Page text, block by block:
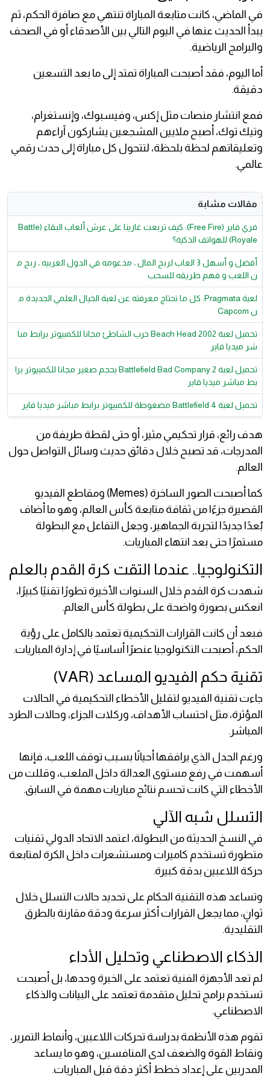
في الماضي، كانت متابعة المباراة تنتهي مع صافرة الحكم، ثم
يبدأ الحديث عنها في اليوم التالي بين الأصدقاء أو في الصحف
والبرامج الرياضية.
أما اليوم، فقد أصبحت المباراة تمتد إلى ما بعد التسعين
دقيقة.
فمع انتشار منصات مثل إكس، وفيسبوك، وإنستغرام،
وتيك توك، أصبح ملايين المشجعين يشاركون آراءهم
وتعليقاتهم لحظة بلحظة، لتتحول كل مباراة إلى حدث رقمي
عالمي.
مقالات مشابة
فري فاير (Free Fire): كيف تربعت غارينا على عرش ألعاب البقاء (Battle
Royale) للهواتف الذكية؟
أفضل و أسهل 3 العاب لربح المال ، مدعومه في الدول العربيه ، ربح م
ن اللعب و فهم طريقه للسحب
لعبة Pragmata: كل ما تحتاج معرفته عن لعبة الخيال العلمي الجديدة م
ن Capcom
تحميل لعبة Beach Head 2002 حرب الشاطئ مجانا للكمبيوتر برابط مبا
شر ميديا فاير
تحميل لعبة Battlefield Bad Company 2 بحجم صغير مجانا للكمبيوتر برا
بط مباشر ميديا فاير
تحميل لعبة Battlefield 4 مضغوطة للكمبيوتر برابط مباشر ميديا فاير
هدف رائع، قرار تحكيمي مثير، أو حتى لقطة طريفة من
المدرجات، قد تصبح خلال دقائق حديث وسائل التواصل حول
العالم.
كما أصبحت الصور الساخرة (Memes) ومقاطع الفيديو
القصيرة جزءًا من ثقافة متابعة كأس العالم، وهو ما أضاف
بُعدًا جديدًا لتجربة الجماهير، وجعل التفاعل مع البطولة
مستمرًا حتى بعد انتهاء المباريات.
التكنولوجيا.. عندما التقت كرة القدم بالعلم
شهدت كرة القدم خلال السنوات الأخيرة تطورًا تقنيًا كبيرًا،
انعكس بصورة واضحة على بطولة كأس العالم.
فبعد أن كانت القرارات التحكيمية تعتمد بالكامل على رؤية
الحكم، أصبحت التكنولوجيا عنصرًا أساسيًا في إدارة المباريات.
تقنية حكم الفيديو المساعد (VAR)
جاءت تقنية الفيديو لتقليل الأخطاء التحكيمية في الحالات
المؤثرة، مثل احتساب الأهداف، وركلات الجزاء، وحالات الطرد
المباشر.
ورغم الجدل الذي يرافقها أحيانًا بسبب توقف اللعب، فإنها
أسهمت في رفع مستوى العدالة داخل الملعب، وقللت من
الأخطاء التي كانت تحسم نتائج مباريات مهمة في السابق.
التسلل شبه الآلي
في النسخ الحديثة من البطولة، اعتمد الاتحاد الدولي تقنيات
متطورة تستخدم كاميرات ومستشعرات داخل الكرة لمتابعة
حركة اللاعبين بدقة كبيرة.
وتساعد هذه التقنية الحكام على تحديد حالات التسلل خلال
ثوانٍ، مما يجعل القرارات أكثر سرعة ودقة مقارنة بالطرق
التقليدية.
الذكاء الاصطناعي وتحليل الأداء
لم تعد الأجهزة الفنية تعتمد على الخبرة وحدها، بل أصبحت
تستخدم برامج تحليل متقدمة تعتمد على البيانات والذكاء
الاصطناعي.
تقوم هذه الأنظمة بدراسة تحركات اللاعبين، وأنماط التمرير،
ونقاط القوة والضعف لدى المنافسين، وهو ما يساعد
المدربين على إعداد خطط أكثر دقة قبل المباريات.